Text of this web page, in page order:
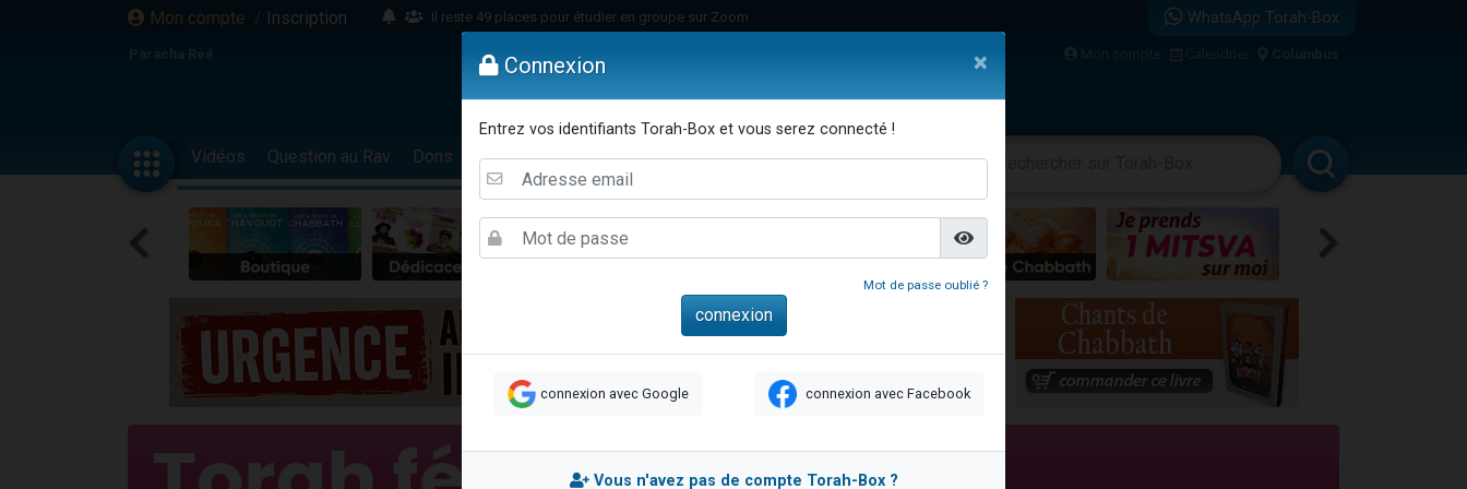
Mon compte / Inscription
Il reste 49 places pour étudier en groupe sur Zoom
16 personnes viennent de faire un don pour Diane, 80 ans, dans un appartement insalubre
2 personnes viennent de faire un don pour 1 Journée de Vacances Pour les Enfants
17 personnes viennent de demander une bénédiction
4 personnes viennent de nous rejoindre sur WhatsApp
Il reste 49 places pour étudier en groupe sur Zoom
Eva vient de donner son Maasser
4 personnes viennent de nous rejoindre sur WhatsApp
3 personnes viennent de nous rejoindre sur WhatsApp
Odaya vient de donner son Maasser
3 personnes viennent de faire un don pour 5 jours de vacances aux Orphelins
2 personnes viennent de nous rejoindre sur WhatsApp
WhatsApp Torah-Box
Paracha Réé Mon compte Calendrier Columbus
Vidéos Question au Rav Dons Femmes Enfants Etude sur Texte Musique Paracha Divertissements
Connexion ×
Entrez vos identifiants Torah-Box et vous serez connecté !
Mot de passe oublié ?
connexion avec Google connexion avec Facebook
Vous n'avez pas de compte Torah-Box ?